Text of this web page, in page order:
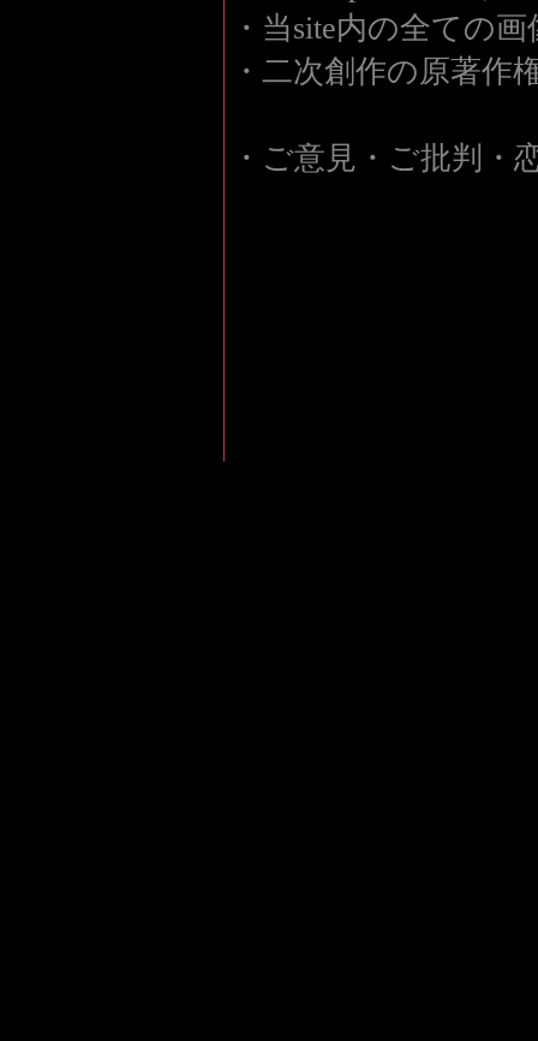
・当site内の全ての
・二次創作の原著作
・ご意見・ご批判・